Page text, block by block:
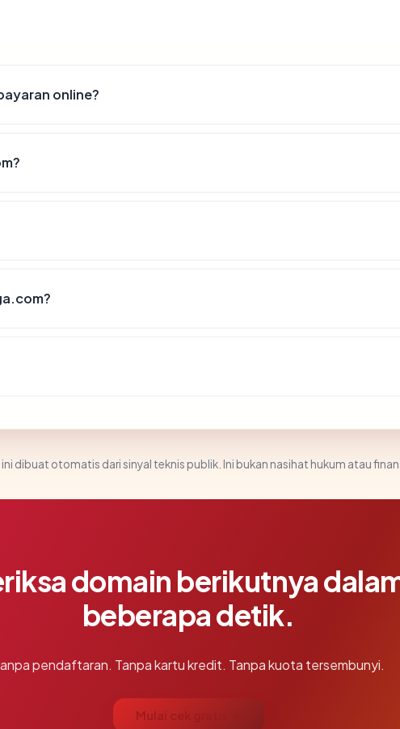
online?
dibuat otomatis dari sinyal teknis publik. Ini bukan nasihat hukum atau
domain berikutnya
beberapa detik.
pendaftaran. Tanpa kartu kredit. Tanpa kuota tersembunyi.
Mulai cek gratis →